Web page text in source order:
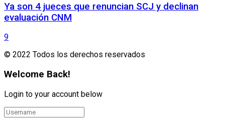
Ya son 4 jueces que renuncian SCJ y declinan
evaluación CNM
9
© 2022 Todos los derechos reservados
Welcome Back!
Login to your account below